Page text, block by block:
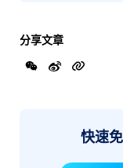
分享文章
快速